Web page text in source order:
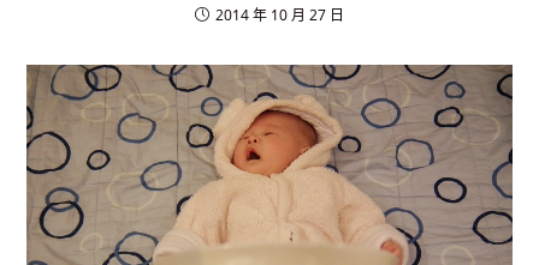
2014 年 10 月 27 日